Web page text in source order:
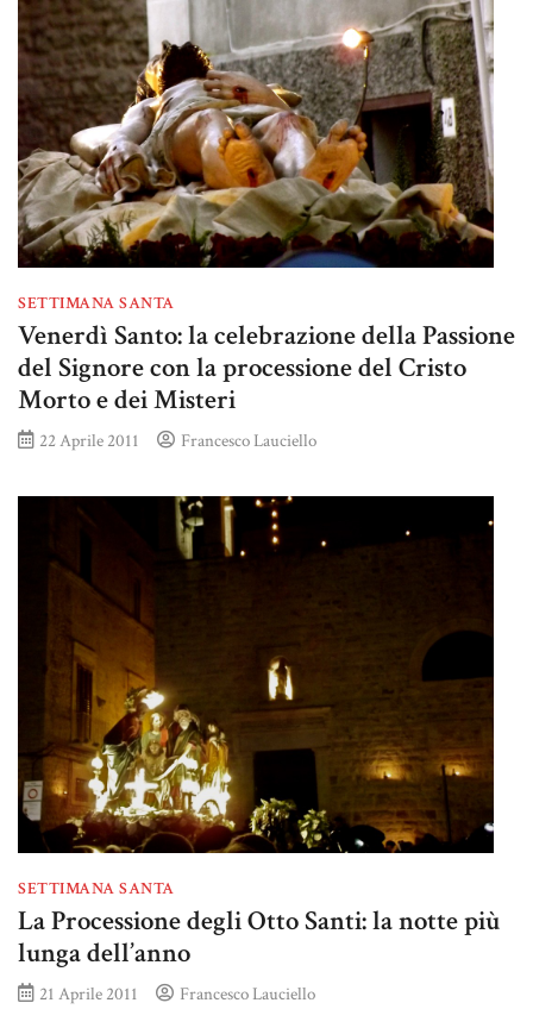
SETTIMANA SANTA
Venerdì Santo: la celebrazione della Passione
del Signore con la processione del Cristo
Morto e dei Misteri
22 Aprile 2011 Francesco Lauciello
SETTIMANA SANTA
La Processione degli Otto Santi: la notte più
lunga dell’anno
21 Aprile 2011 Francesco Lauciello